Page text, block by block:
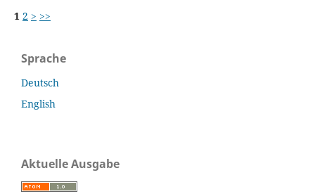
1 2 > >>
Sprache
Deutsch
English
Aktuelle Ausgabe